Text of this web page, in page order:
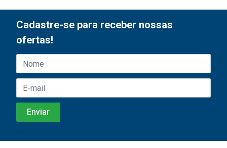
Cadastre-se para receber nossas
ofertas!